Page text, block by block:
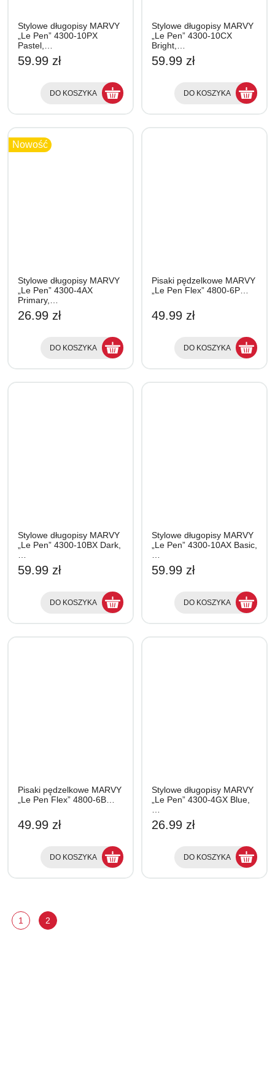
Stylowe długopisy MARVY
„Le Pen” 4300-10PX
Pastel,…
59.99 zł
DO KOSZYKA
Stylowe długopisy MARVY
„Le Pen” 4300-10CX
Bright,…
59.99 zł
DO KOSZYKA
Nowość
Stylowe długopisy MARVY
„Le Pen” 4300-4AX
Primary,…
26.99 zł
DO KOSZYKA
Pisaki pędzelkowe MARVY
„Le Pen Flex” 4800-6P…
49.99 zł
DO KOSZYKA
Stylowe długopisy MARVY
„Le Pen” 4300-10BX Dark,
59.99 zł
DO KOSZYKA
Stylowe długopisy MARVY
„Le Pen” 4300-10AX Basic,
59.99 zł
DO KOSZYKA
Pisaki pędzelkowe MARVY
„Le Pen Flex” 4800-6B…
49.99 zł
DO KOSZYKA
Stylowe długopisy MARVY
„Le Pen” 4300-4GX Blue,
26.99 zł
DO KOSZYKA
1 2